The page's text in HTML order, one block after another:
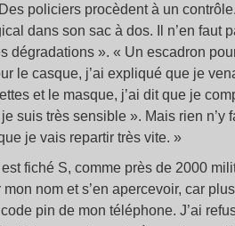
policiers procèdent à un
dans son sac à dos. Il n’en faut
dégradations ». « Un escadron
le casque, j’ai expliqué que je
et le masque, j’ai dit que je
suis très sensible ». Mais rien n’y
je vais repartir très vite. »
fiché S, comme près de 2000
nom et s’en apercevoir, car
pin de mon téléphone. J’ai